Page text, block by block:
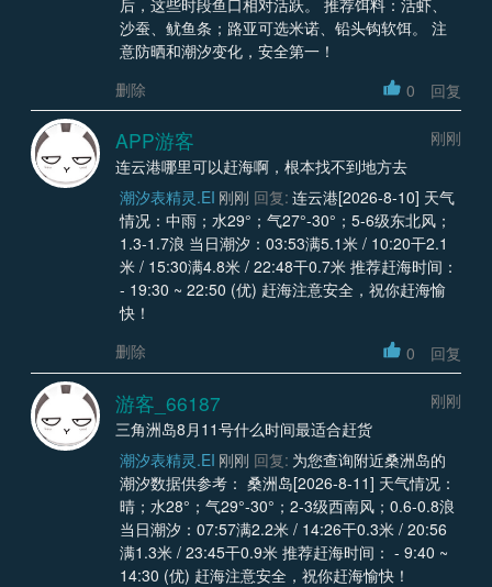
沙蚕、鱿鱼条；路亚可选米诺、铅头钩软饵。 注
意防晒和潮汐变化，安全第一！
删除
0 回复
APP游客
刚刚
连云港哪里可以赶海啊，根本找不到地方去
潮汐表精灵.EI 刚刚 回复: 连云港[2026-8-10] 天气
情况：中雨；水29°；气27°-30°；5-6级东北风；
1.3-1.7浪 当日潮汐：03:53满5.1米 / 10:20干2.1
米 / 15:30满4.8米 / 22:48干0.7米 推荐赶海时间：
- 19:30 ~ 22:50 (优) 赶海注意安全，祝你赶海愉
快！
删除
0 回复
游客_66187
刚刚
三角洲岛8月11号什么时间最适合赶货
潮汐表精灵.EI 刚刚 回复: 为您查询附近桑洲岛的
潮汐数据供参考： 桑洲岛[2026-8-11] 天气情况：
晴；水28°；气29°-30°；2-3级西南风；0.6-0.8浪
当日潮汐：07:57满2.2米 / 14:26干0.3米 / 20:56
满1.3米 / 23:45干0.9米 推荐赶海时间： - 9:40 ~
14:30 (优) 赶海注意安全，祝你赶海愉快！